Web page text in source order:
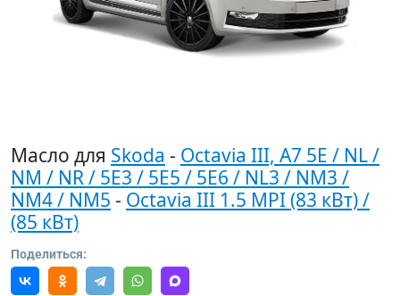
Масло для Skoda - Octavia III, A7 5E / NL /
NM / NR / 5E3 / 5E5 / 5E6 / NL3 / NM3 /
NM4 / NM5 - Octavia III 1.5 MPI (83 кВт) /
(85 кВт)
Поделиться: